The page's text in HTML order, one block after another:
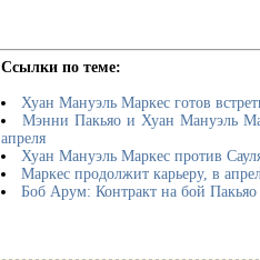
Ссылки по теме:
Хуан Мануэль Маркес готов
Мэнни Пакьяо и Хуан Мануэль
апреля
Хуан Мануэль Маркес против
Маркес продолжит карьеру, в
Боб Арум: Контракт на бой